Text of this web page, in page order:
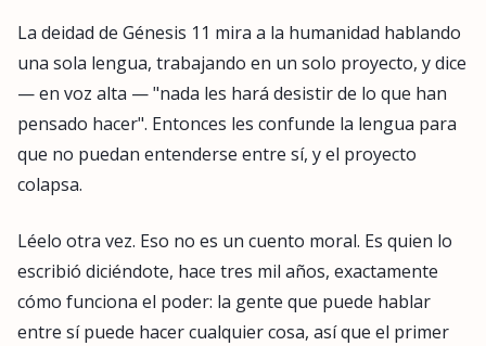
La deidad de Génesis 11 mira a la humanidad hablando
una sola lengua, trabajando en un solo proyecto, y dice
— en voz alta — "nada les hará desistir de lo que han
pensado hacer". Entonces les confunde la lengua para
que no puedan entenderse entre sí, y el proyecto
colapsa.
Léelo otra vez. Eso no es un cuento moral. Es quien lo
escribió diciéndote, hace tres mil años, exactamente
cómo funciona el poder: la gente que puede hablar
entre sí puede hacer cualquier cosa, así que el primer